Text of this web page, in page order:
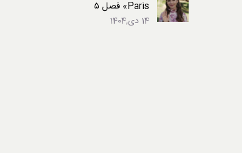
Paris» فصل ۵
14 دی,1404